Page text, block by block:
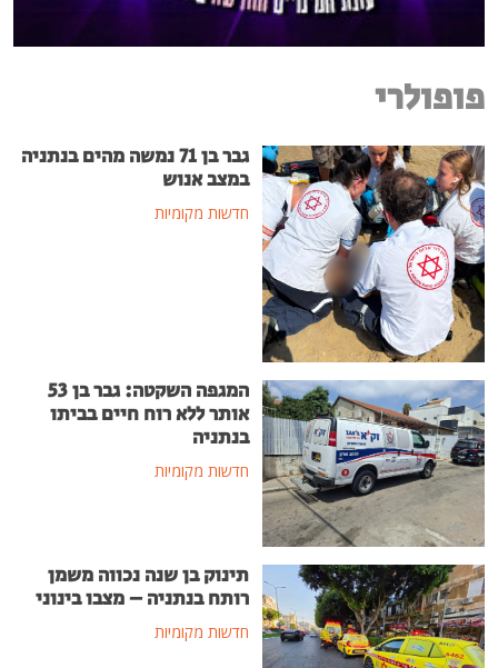
פופולרי
גבר בן 71 נמשה מהים בנתניה
במצב אנוש
חדשות מקומיות
המגפה השקטה: גבר בן 53
אותר ללא רוח חיים בביתו
בנתניה
חדשות מקומיות
תינוק בן שנה נכווה משמן
רותח בנתניה – מצבו בינוני
חדשות מקומיות